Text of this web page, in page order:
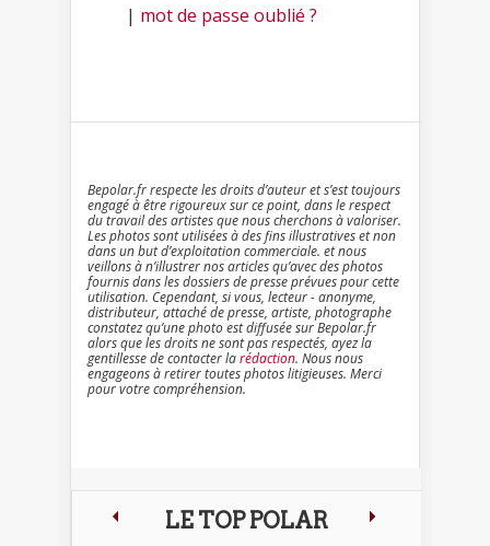
| mot de passe oublié ?
Bepolar.fr respecte les droits d’auteur et s’est toujours
engagé à être rigoureux sur ce point, dans le respect
du travail des artistes que nous cherchons à valoriser.
Les photos sont utilisées à des fins illustratives et non
dans un but d’exploitation commerciale. et nous
veillons à n’illustrer nos articles qu’avec des photos
fournis dans les dossiers de presse prévues pour cette
utilisation. Cependant, si vous, lecteur - anonyme,
distributeur, attaché de presse, artiste, photographe
constatez qu’une photo est diffusée sur Bepolar.fr
alors que les droits ne sont pas respectés, ayez la
gentillesse de contacter larédaction. Nous nous
engageons à retirer toutes photos litigieuses. Merci
pour votre compréhension.
LE TOP POLAR